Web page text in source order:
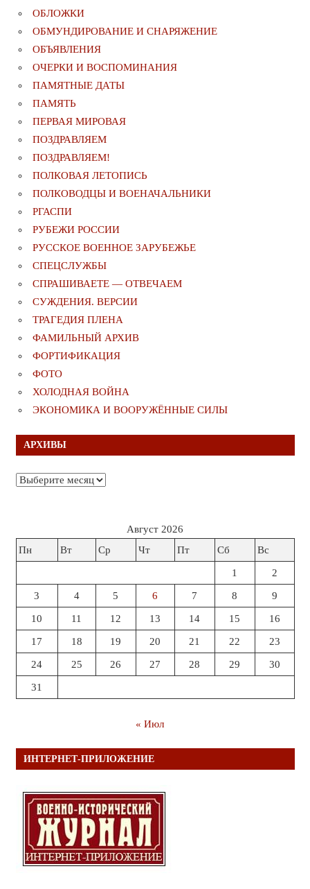
ОБЛОЖКИ
ОБМУНДИРОВАНИЕ И СНАРЯЖЕНИЕ
ОБЪЯВЛЕНИЯ
ОЧЕРКИ И ВОСПОМИНАНИЯ
ПАМЯТНЫЕ ДАТЫ
ПАМЯТЬ
ПЕРВАЯ МИРОВАЯ
ПОЗДРАВЛЯЕМ
ПОЗДРАВЛЯЕМ!
ПОЛКОВАЯ ЛЕТОПИСЬ
ПОЛКОВОДЦЫ И ВОЕНАЧАЛЬНИКИ
РГАСПИ
РУБЕЖИ РОССИИ
РУССКОЕ ВОЕННОЕ ЗАРУБЕЖЬЕ
СПЕЦСЛУЖБЫ
СПРАШИВАЕТЕ — ОТВЕЧАЕМ
СУЖДЕНИЯ. ВЕРСИИ
ТРАГЕДИЯ ПЛЕНА
ФАМИЛЬНЫЙ АРХИВ
ФОРТИФИКАЦИЯ
ФОТО
ХОЛОДНАЯ ВОЙНА
ЭКОНОМИКА И ВООРУЖЁННЫЕ СИЛЫ
АРХИВЫ
Архивы
Август 2026
Пн
Вт Ср Чт Пт Сб Вс
1 2
3 4 5 6 7 8 9
10 11 12 13 14 15 16
17 18 19 20 21 22 23
24 25 26 27 28 29 30
31
« Июл
ИНТЕРНЕТ-ПРИЛОЖЕНИЕ